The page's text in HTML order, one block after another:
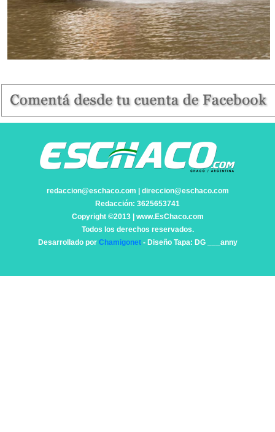
redaccion@eschaco.com | direccion@eschaco.com
Redacción: 3625653741
Copyright ©2013 | www.EsChaco.com
Todos los derechos reservados.
Desarrollado por Chamigonet- Diseño Tapa: DG ___anny